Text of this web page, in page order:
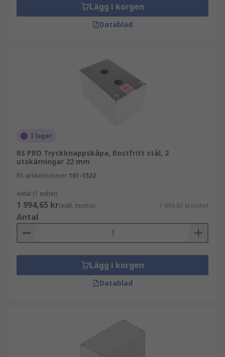
Lägg i korgen
Datablad
I lager
RS PRO Tryckknappskåpa, Rostfritt stål, 2
utskärningar 22 mm
RS-artikelnummer 161-1522
Antal (1 enhet)
1 994,65 kr(exkl. moms) 1 994,65 kr/enhet
Antal
Lägg i korgen
Datablad